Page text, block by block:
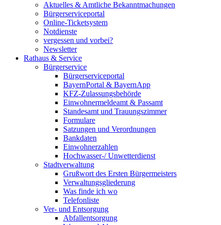
Aktuelles & Amtliche Bekanntmachungen
Bürgerserviceportal
Online-Ticketsystem
Notdienste
vergessen und vorbei?
Newsletter
Rathaus & Service
Bürgerservice
Bürgerserviceportal
BayernPortal & BayernApp
KFZ-Zulassungsbehörde
Einwohnermeldeamt & Passamt
Standesamt und Trauungszimmer
Formulare
Satzungen und Verordnungen
Bankdaten
Einwohnerzahlen
Hochwasser-/ Unwetterdienst
Stadtverwaltung
Grußwort des Ersten Bürgermeisters
Verwaltungsgliederung
Was finde ich wo
Telefonliste
Ver- und Entsorgung
Abfallentsorgung